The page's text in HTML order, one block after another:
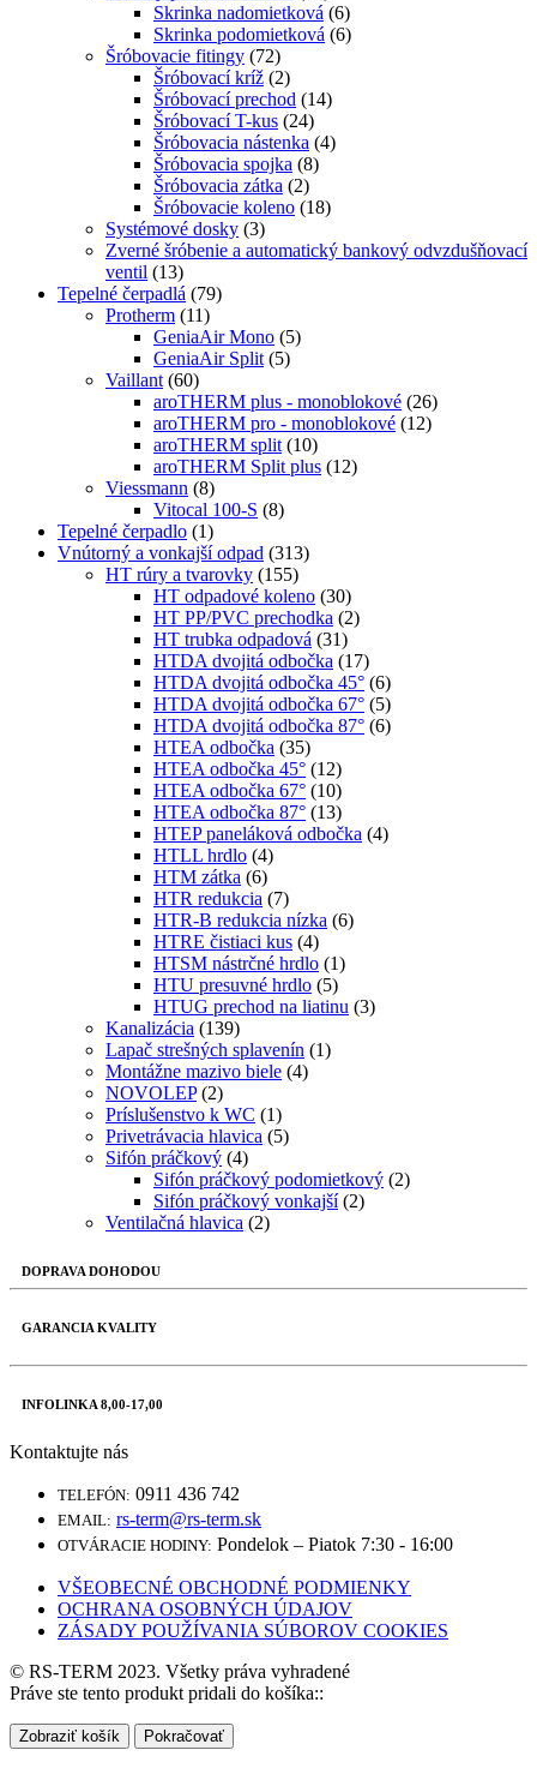
Skrinka nadomietková (6)
Skrinka podomietková (6)
Šróbovacie fitingy (72)
Šróbovací kríž (2)
Šróbovací prechod (14)
Šróbovací T-kus (24)
Šróbovacia nástenka (4)
Šróbovacia spojka (8)
Šróbovacia zátka (2)
Šróbovacie koleno (18)
Systémové dosky (3)
Zverné šróbenie a automatický bankový odvzdušňovací
ventil (13)
Tepelné čerpadlá (79)
Protherm (11)
GeniaAir Mono (5)
GeniaAir Split (5)
Vaillant (60)
aroTHERM plus - monoblokové (26)
aroTHERM pro - monoblokové (12)
aroTHERM split (10)
aroTHERM Split plus (12)
Viessmann (8)
Vitocal 100-S (8)
Tepelné čerpadlo (1)
Vnútorný a vonkajší odpad (313)
HT rúry a tvarovky (155)
HT odpadové koleno (30)
HT PP/PVC prechodka (2)
HT trubka odpadová (31)
HTDA dvojitá odbočka (17)
HTDA dvojitá odbočka 45° (6)
HTDA dvojitá odbočka 67° (5)
HTDA dvojitá odbočka 87° (6)
HTEA odbočka (35)
HTEA odbočka 45° (12)
HTEA odbočka 67° (10)
HTEA odbočka 87° (13)
HTEP paneláková odbočka (4)
HTLL hrdlo (4)
HTM zátka (6)
HTR redukcia (7)
HTR-B redukcia nízka (6)
HTRE čistiaci kus (4)
HTSM nástrčné hrdlo (1)
HTU presuvné hrdlo (5)
HTUG prechod na liatinu (3)
Kanalizácia (139)
Lapač strešných splavenín (1)
Montážne mazivo biele (4)
NOVOLEP (2)
Príslušenstvo k WC (1)
Privetrávacia hlavica (5)
Sifón práčkový (4)
Sifón práčkový podomietkový (2)
Sifón práčkový vonkajší (2)
Ventilačná hlavica (2)
DOPRAVA DOHODOU
GARANCIA KVALITY
INFOLINKA 8,00-17,00
Kontaktujte nás
TELEFÓN: 0911 436 742
EMAIL: rs-term@rs-term.sk
OTVÁRACIE HODINY: Pondelok – Piatok 7:30 - 16:00
VŠEOBECNÉ OBCHODNÉ PODMIENKY
OCHRANA OSOBNÝCH ÚDAJOV
ZÁSADY POUŽÍVANIA SÚBOROV COOKIES
© RS-TERM 2023. Všetky práva vyhradené
Práve ste tento produkt pridali do košíka::
Zobraziť košík Pokračovať